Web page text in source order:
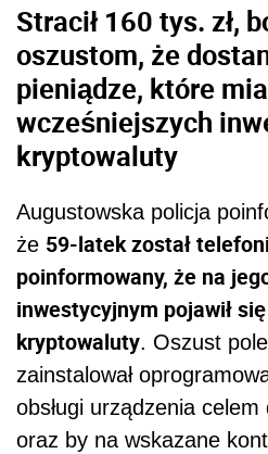
Stracił 160 tys. zł,
oszustom, że
pieniądze, które
wcześniejszych
kryptowaluty
Augustowska policja
że 59-latek został
poinformowany, że na
inwestycyjnym pojawił
kryptowaluty. Oszust
zainstalował
obsługi urządzenia
oraz by na wskazane